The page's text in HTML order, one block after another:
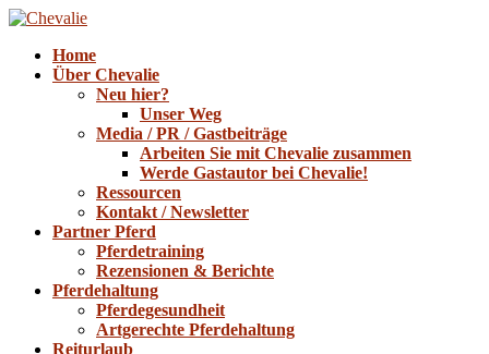
Home
Über Chevalie
Neu hier?
Unser Weg
Media / PR / Gastbeiträge
Arbeiten Sie mit Chevalie zusammen
Werde Gastautor bei Chevalie!
Ressourcen
Kontakt / Newsletter
Partner Pferd
Pferdetraining
Rezensionen & Berichte
Pferdehaltung
Pferdegesundheit
Artgerechte Pferdehaltung
Reiturlaub